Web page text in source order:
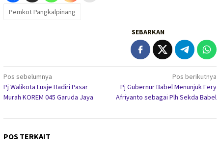
Pemkot Pangkalpinang
SEBARKAN
Navigasi
pos
Pos sebelumnya
Pj Walikota Lusje Hadiri Pasar
Murah KOREM 045 Garuda Jaya
Pos berikutnya
Pj Gubernur Babel Menunjuk Fery
Afriyanto sebagai Plh Sekda Babel
POS TERKAIT